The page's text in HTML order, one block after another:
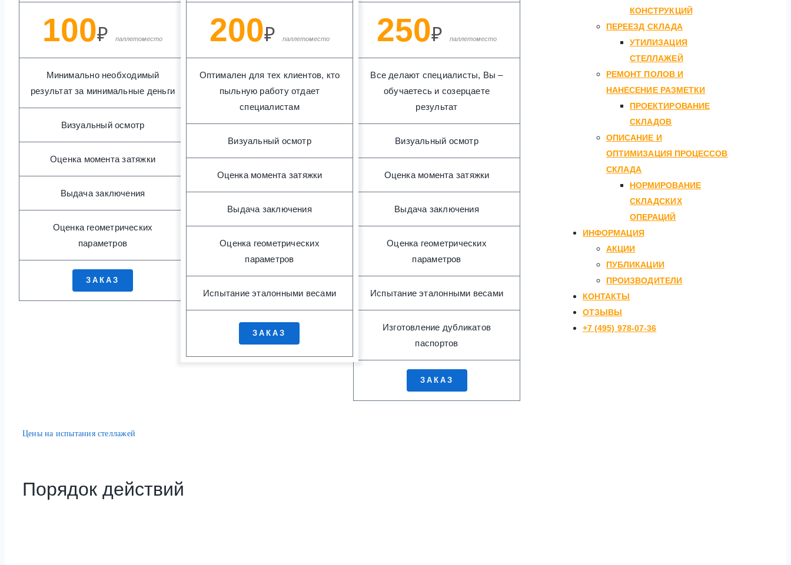
100₽ паллетоместо
Минимально необходимый
результат за минимальные деньги
Визуальный осмотр
Оценка момента затяжки
Выдача заключения
Оценка геометрических
параметров
ЗАКАЗ
200₽ паллетоместо
Оптимален для тех клиентов, кто
пыльную работу отдает
специалистам
Визуальный осмотр
Оценка момента затяжки
Выдача заключения
Оценка геометрических
параметров
Испытание эталонными весами
ЗАКАЗ
250₽ паллетоместо
Все делают специалисты, Вы –
обучаетесь и созерцаете
результат
Визуальный осмотр
Оценка момента затяжки
Выдача заключения
Оценка геометрических
параметров
Испытание эталонными весами
Изготовление дубликатов
паспортов
ЗАКАЗ
Цены на испытания стеллажей
Порядок действий
КОНСТРУКЦИЙ
ПЕРЕЕЗД СКЛАДА
УТИЛИЗАЦИЯ
СТЕЛЛАЖЕЙ
РЕМОНТ ПОЛОВ И
НАНЕСЕНИЕ РАЗМЕТКИ
ПРОЕКТИРОВАНИЕ
СКЛАДОВ
ОПИСАНИЕ И
ОПТИМИЗАЦИЯ ПРОЦЕССОВ
СКЛАДА
НОРМИРОВАНИЕ
СКЛАДСКИХ
ОПЕРАЦИЙ
ИНФОРМАЦИЯ
АКЦИИ
ПУБЛИКАЦИИ
ПРОИЗВОДИТЕЛИ
КОНТАКТЫ
ОТЗЫВЫ
+7 (495) 978-07-36